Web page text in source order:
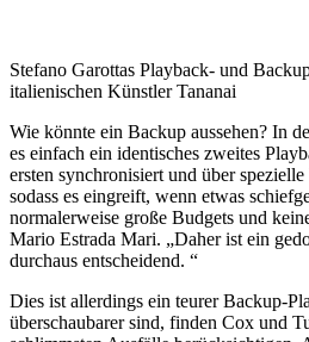
Stefano Garottas Playback- und
italienischen Künstler Tananai
Wie könnte ein Backup aussehen? In
es einfach ein identisches zweites
ersten synchronisiert und über
sodass es eingreift, wenn etwas
normalerweise große Budgets und
Mario Estrada Mari. „Daher ist ein
durchaus entscheidend. “
Dies ist allerdings ein teurer Backup-
überschaubarer sind, finden Cox und